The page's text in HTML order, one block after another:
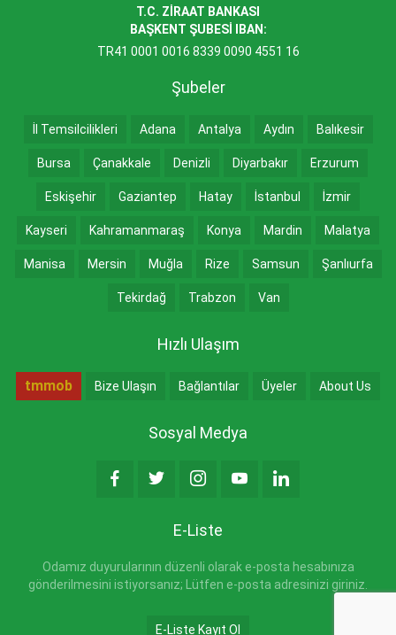
T.C. ZİRAAT BANKASI
BAŞKENT ŞUBESİ IBAN:
TR41 0001 0016 8339 0090 4551 16
Şubeler
İl Temsilcilikleri Adana Antalya Aydın Balıkesir
Bursa Çanakkale Denizli Diyarbakır Erzurum
Eskişehir Gaziantep Hatay İstanbul İzmir
Kayseri Kahramanmaraş Konya Mardin Malatya
Manisa Mersin Muğla Rize Samsun Şanlıurfa
Tekirdağ Trabzon Van
Hızlı Ulaşım
tmmob Bize Ulaşın Bağlantılar Üyeler About Us
Sosyal Medya
E-Liste
Odamız duyurularının düzenli olarak e-posta hesabınıza
gönderilmesini istiyorsanız; Lütfen e-posta adresinizi giriniz.
E-Liste Kayıt Ol